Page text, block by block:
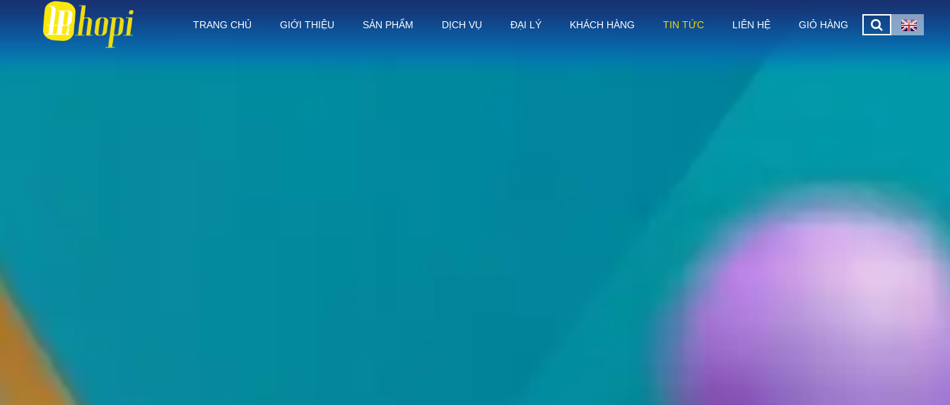
TRANG CHỦ GIỚI THIỆU SẢN PHẨM DỊCH VỤ ĐẠI LÝ KHÁCH HÀNG TIN TỨC LIÊN HỆ GIỎ HÀNG